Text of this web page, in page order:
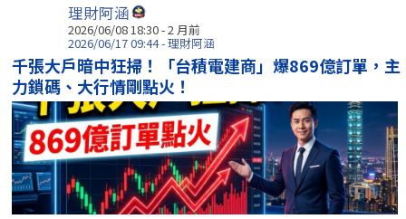
理財阿涵
2026/06/08 18:30 - 2 月前
2026/06/17 09:44 - 理財阿涵
千張大戶暗中狂掃！「台積電建商」爆869億訂單，主
力鎖碼、大行情剛點火！